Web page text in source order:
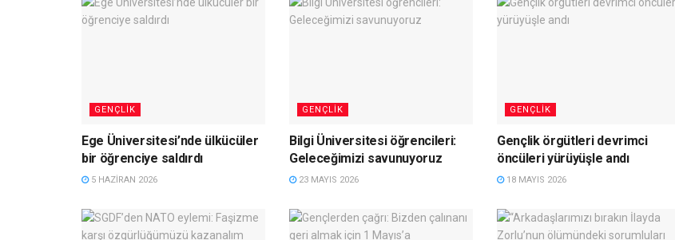
GENÇLIK
Ege Üniversitesi’nde ülkücüler
bir öğrenciye saldırdı
5 HAZIRAN 2026
GENÇLIK
Bilgi Üniversitesi öğrencileri:
Geleceğimizi savunuyoruz
23 MAYIS 2026
GENÇLIK
Gençlik örgütleri devrimci
öncüleri yürüyüşle andı
18 MAYIS 2026